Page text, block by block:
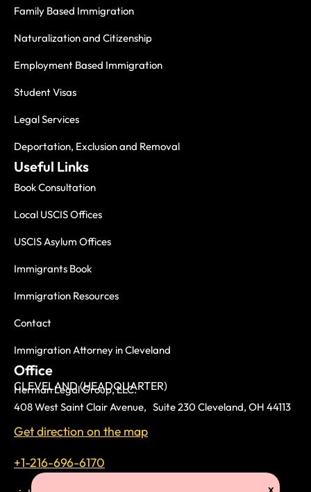
Family Based Immigration
Naturalization and Citizenship
Employment Based Immigration
Student Visas
Legal Services
Deportation, Exclusion and Removal
Useful Links
Book Consultation
Local USCIS Offices
USCIS Asylum Offices
Immigrants Book
Immigration Resources
Contact
Immigration Attorney in Cleveland
Office
CLEVELAND (HEADQUARTER)
Herman Legal Group, LLC.
408 West Saint Clair Avenue, Suite 230 Cleveland, OH 44113
Get direction on the map
+1-216-696-6170